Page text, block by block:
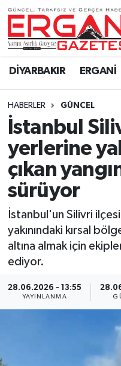
DİYARBAKIR ERGANİ
HABERLER GÜNCEL
İstanbul
yerlerine
çıkan
sürüyor
İstanbul'un Silivri
yakınındaki kırsal
altına almak için
ediyor.
28.06.2026 - 13:55
YAYINLANMA
DİYARBAKIR
BİSMİL
BAĞLAR
ERGANİ
Güncel
Eği̇ti̇m
Resmi İlanlar
Sağlık
Si̇yaset
Spor
Yaşam
Bi̇li̇m & Teknoloji̇
Ergani Nöbetçi
Ergani Hava
Ergani Trafik
Süper Lig Puan
Tüm Manşetler
Son Dakika
Haber Arşivi